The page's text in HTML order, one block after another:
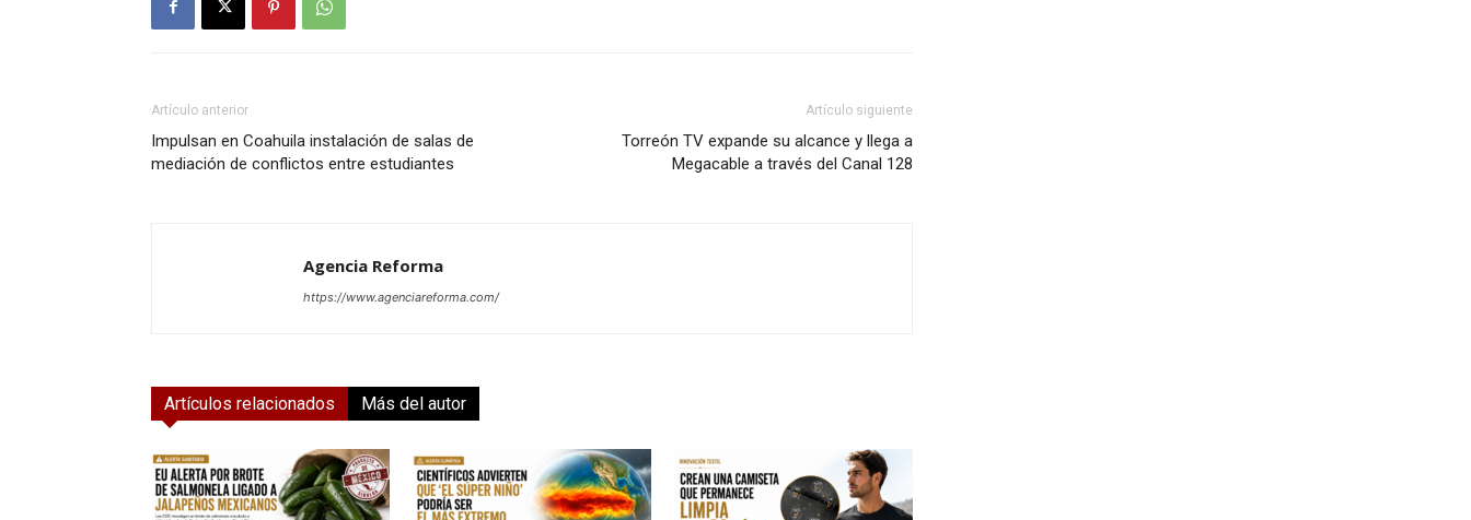
Artículo anterior
Impulsan en Coahuila instalación de salas de
mediación de conflictos entre estudiantes
Artículo siguiente
Torreón TV expande su alcance y llega a
Megacable a través del Canal 128
Agencia Reforma
https://www.agenciareforma.com/
Artículos relacionados Más del autor